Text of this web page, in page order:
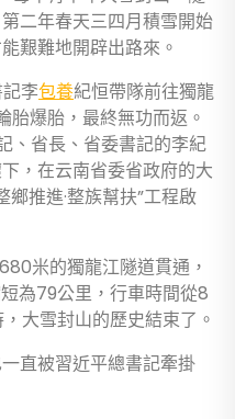
二年春天三四月積雪開始
艱難地開辟出路來。
李包養紀恒帶隊前往獨龍
胎爆胎，最終無功而返。
、省長、省委書記的李紀
，在云南省委省政府的大
推進·整族幫扶”工程啟
米的獨龍江隧道貫通，
為79公里，行車時間從8
大雪封山的歷史結束了。
直被習近平總書記牽掛